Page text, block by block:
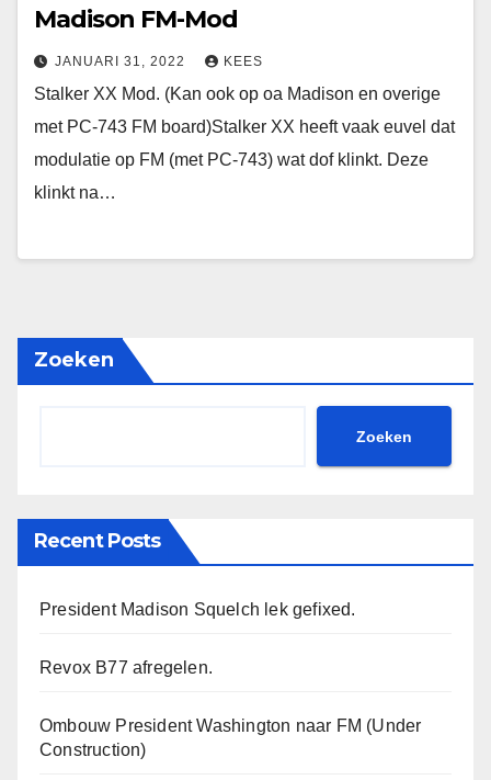
Madison FM-Mod
JANUARI 31, 2022 KEES
Stalker XX Mod. (Kan ook op oa Madison en overige
met PC-743 FM board)Stalker XX heeft vaak euvel dat
modulatie op FM (met PC-743) wat dof klinkt. Deze
klinkt na…
Zoeken
Zoeken
Recent Posts
President Madison Squelch lek gefixed.
Revox B77 afregelen.
Ombouw President Washington naar FM (Under
Construction)